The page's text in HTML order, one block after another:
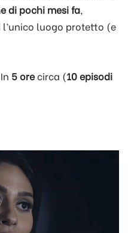
di pochi mesi fa
luogo protetto (e
In 5 orecirca (10 episodi